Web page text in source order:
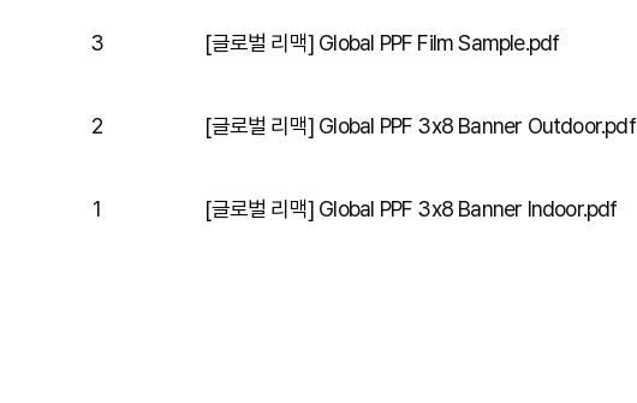
3 [글로벌 리맥] Global PPF Film Sample.pdf
2 [글로벌 리맥] Global PPF 3x8 Banner Outdoor.pdf
1 [글로벌 리맥] Global PPF 3x8 Banner Indoor.pdf